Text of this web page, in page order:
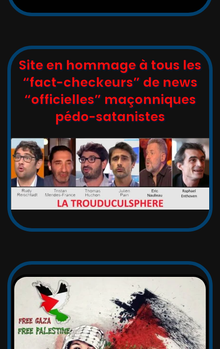
Site en hommage à tous les
“fact-checkeurs” de news
“officielles” maçonniques
pédo-satanistes